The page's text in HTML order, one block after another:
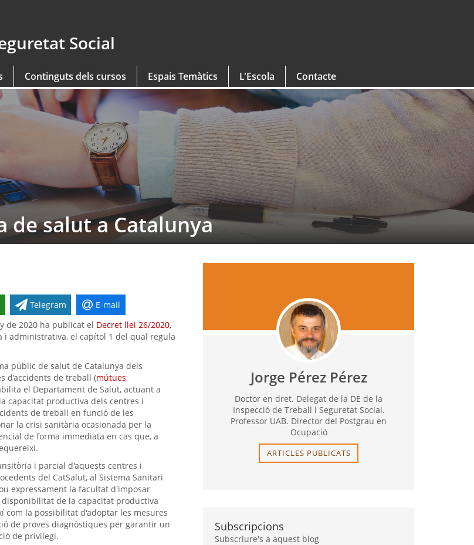
Social
Continguts dels cursos Espais Temàtics L'Escola Contacte
de salut a Catalunya
Telegram
E-mail
de 2020 ha publicat el Decret llei 26/2020,
administrativa, el capítol 1 del qual regula
públic de salut de Catalunya dels
d’accidents de treball (mútues
el Departament de Salut, actuant a
capacitat productiva dels centres i
de treball en funció de les
la crisi sanitària ocasionada per la
de forma immediata en cas que, a
i parcial d'aquests centres i
del CatSalut, al Sistema Sanitari
expressament la facultat d'imposar
de la capacitat productiva
com la possibilitat d'adoptar les mesures
de proves diagnòstiques per garantir un
de privilegi.
Jorge Pérez Pérez
Doctor en dret. Delegat de la DE de la
Inspecció de Treball i Seguretat Social.
Professor UAB. Director del Postgrau en
Ocupació
ARTICLES PUBLICATS
Subscripcions
Subscriure's a aquest blog